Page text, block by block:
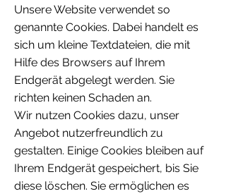
Unsere Website verwendet so
genannte Cookies. Dabei handelt es
sich um kleine Textdateien, die mit
Hilfe des Browsers auf Ihrem
Endgerät abgelegt werden. Sie
richten keinen Schaden an.
Wir nutzen Cookies dazu, unser
Angebot nutzerfreundlich zu
gestalten. Einige Cookies bleiben auf
Ihrem Endgerät gespeichert, bis Sie
diese löschen. Sie ermöglichen es